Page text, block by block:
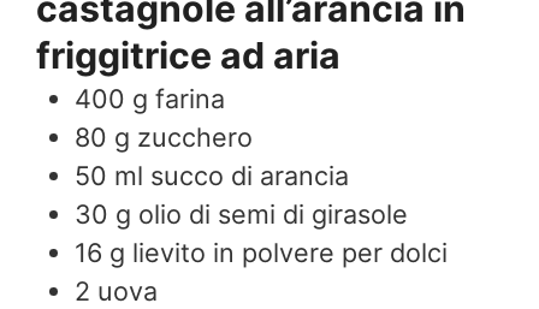
castagnole all’arancia in
friggitrice ad aria
400 g farina
80 g zucchero
50 ml succo di arancia
30 g olio di semi di girasole
16 g lievito in polvere per dolci
2 uova